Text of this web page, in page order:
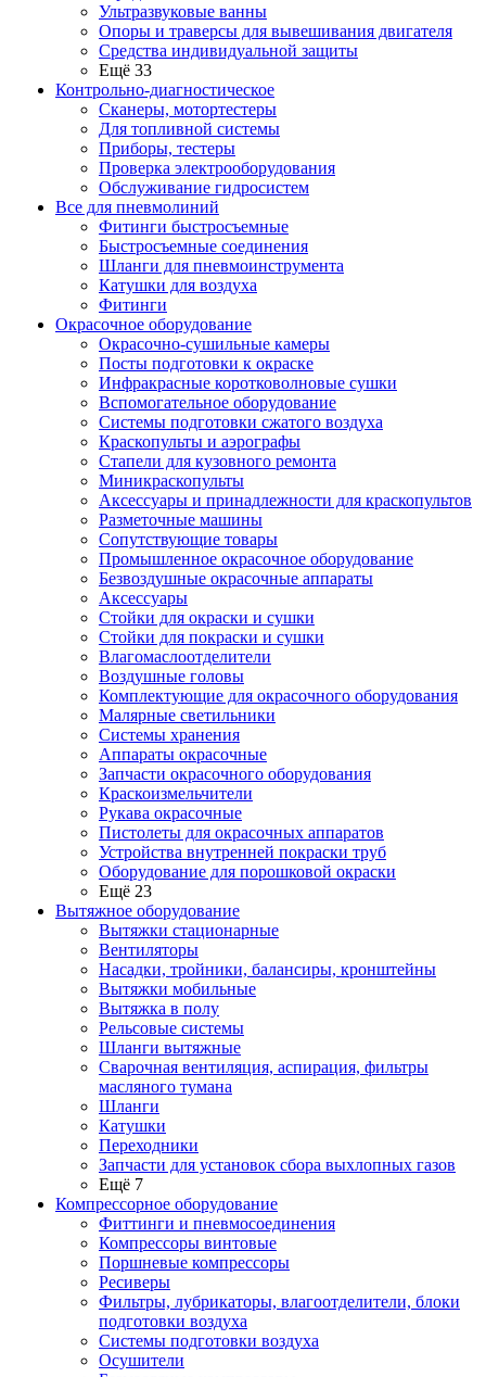
Ультразвуковые ванны
Опоры и траверсы для вывешивания двигателя
Средства индивидуальной защиты
Ещё 33
Контрольно-диагностическое
Сканеры, мотортестеры
Для топливной системы
Приборы, тестеры
Проверка электрооборудования
Обслуживание гидросистем
Все для пневмолиний
Фитинги быстросъемные
Быстросъемные соединения
Шланги для пневмоинструмента
Катушки для воздуха
Фитинги
Окрасочное оборудование
Окрасочно-сушильные камеры
Посты подготовки к окраске
Инфракрасные коротковолновые сушки
Вспомогательное оборудование
Системы подготовки сжатого воздуха
Краскопульты и аэрографы
Стапели для кузовного ремонта
Миникраскопульты
Аксессуары и принадлежности для краскопультов
Разметочные машины
Сопутствующие товары
Промышленное окрасочное оборудование
Безвоздушные окрасочные аппараты
Аксессуары
Стойки для окраски и сушки
Стойки для покраски и сушки
Влагомаслоотделители
Воздушные головы
Комплектующие для окрасочного оборудования
Малярные светильники
Системы хранения
Аппараты окрасочные
Запчасти окрасочного оборудования
Краскоизмельчители
Рукава окрасочные
Пистолеты для окрасочных аппаратов
Устройства внутренней покраски труб
Оборудование для порошковой окраски
Ещё 23
Вытяжное оборудование
Вытяжки стационарные
Вентиляторы
Насадки, тройники, балансиры, кронштейны
Вытяжки мобильные
Вытяжка в полу
Рельсовые системы
Шланги вытяжные
Сварочная вентиляция, аспирация, фильтры
масляного тумана
Шланги
Катушки
Переходники
Запчасти для установок сбора выхлопных газов
Ещё 7
Компрессорное оборудование
Фиттинги и пневмосоединения
Компрессоры винтовые
Поршневые компрессоры
Ресиверы
Фильтры, лубрикаторы, влагоотделители, блоки
подготовки воздуха
Системы подготовки воздуха
Осушители